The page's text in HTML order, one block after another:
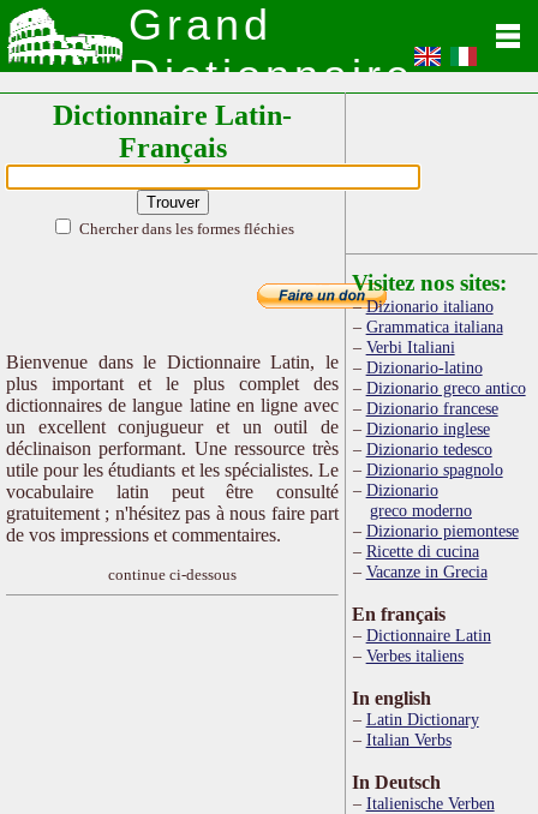
Grand
Dictionnaire
Latin
Dictionnaire Latin-
Français
Chercher dans les formes fléchies
Bienvenue dans le Dictionnaire Latin, le
plus important et le plus complet des
dictionnaires de langue latine en ligne avec
un excellent conjugueur et un outil de
déclinaison performant. Une ressource très
utile pour les étudiants et les spécialistes. Le
vocabulaire latin peut être consulté
gratuitement ; n'hésitez pas à nous faire part
de vos impressions et commentaires.
continue ci-dessous
Visitez nos sites:
Dizionario italiano
Grammatica italiana
Verbi Italiani
Dizionario-latino
Dizionario greco antico
Dizionario francese
Dizionario inglese
Dizionario tedesco
Dizionario spagnolo
Dizionario
greco moderno
Dizionario piemontese
Ricette di cucina
Vacanze in Grecia
En français
Dictionnaire Latin
Verbes italiens
In english
Latin Dictionary
Italian Verbs
In Deutsch
Italienische Verben